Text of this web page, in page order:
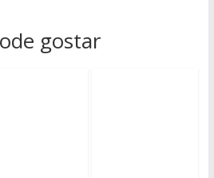
gostar